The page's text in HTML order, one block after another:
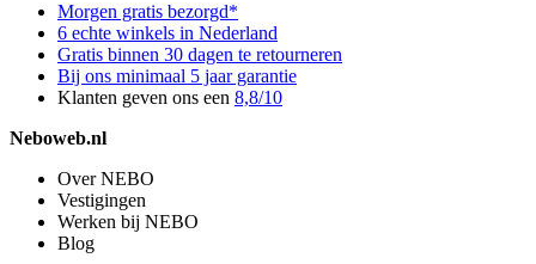
Morgen gratis bezorgd*
6 echte winkels in Nederland
Gratis binnen 30 dagen te retourneren
Bij ons minimaal 5 jaar garantie
Klanten geven ons een 8,8/10
Neboweb.nl
Over NEBO
Vestigingen
Werken bij NEBO
Blog